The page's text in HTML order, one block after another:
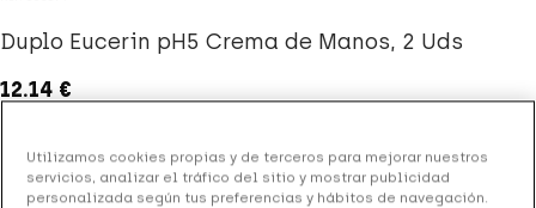
Duplo Eucerin pH5 Crema de Manos, 2 Uds
12.14 €
+ 24 puntos Healthies
Utilizamos cookies propias y de terceros para mejorar nuestros
servicios, analizar el tráfico del sitio y mostrar publicidad
personalizada según tus preferencias y hábitos de navegación.